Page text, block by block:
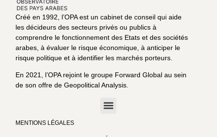
Créé en 1992, l’OPA est un cabinet de conseil qui aide
les décideurs des secteurs privés ou publics à
comprendre le fonctionnement des Etats et des sociétés
arabes, à évaluer le risque économique, à anticiper le
risque politique et à identifier les marchés porteurs.
En 2021, l’OPA rejoint le groupe Forward Global au sein
de son offre de Geopolitical Analysis.
MENTIONS LÉGALES